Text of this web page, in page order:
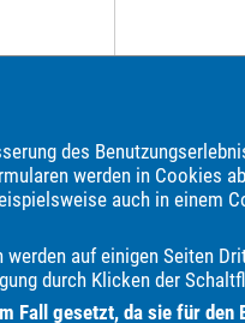
des
werden in Cookies
auch in einem
auf einigen Seiten
durch Klicken der
Fall gesetzt, da sie für
Gebrauchtwagen,
Audi BMW Bentley
Infiniti Itineo Jaguar
Mitsubishi Mooveo
TEC Terex Tesla